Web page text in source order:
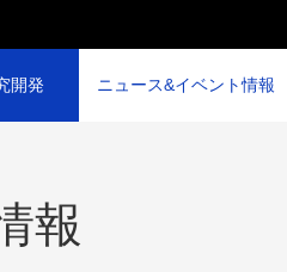
開発 ニュース&イベント情報
報